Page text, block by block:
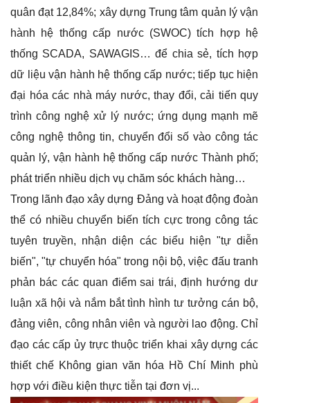
quân đạt 12,84%; xây dựng Trung tâm quản lý vận
hành hệ thống cấp nước (SWOC) tích hợp hệ
thống SCADA, SAWAGIS… để chia sẻ, tích hợp
dữ liệu vận hành hệ thống cấp nước; tiếp tục hiện
đại hóa các nhà máy nước, thay đổi, cải tiến quy
trình công nghệ xử lý nước; ứng dụng mạnh mẽ
công nghệ thông tin, chuyển đổi số vào công tác
quản lý, vận hành hệ thống cấp nước Thành phố;
phát triển nhiều dịch vụ chăm sóc khách hàng…
Trong lãnh đạo xây dựng Đảng và hoạt động đoàn
thể có nhiều chuyển biến tích cực trong công tác
tuyên truyền, nhận diện các biểu hiện "tự diễn
biến", "tự chuyển hóa" trong nội bộ, việc đấu tranh
phản bác các quan điểm sai trái, định hướng dư
luận xã hội và nắm bắt tình hình tư tưởng cán bộ,
đảng viên, công nhân viên và người lao động. Chỉ
đạo các cấp ủy trực thuộc triển khai xây dựng các
thiết chế Không gian văn hóa Hồ Chí Minh phù
hợp với điều kiện thực tiễn tại đơn vị...